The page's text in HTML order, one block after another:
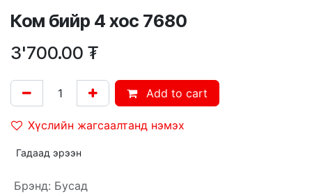
Ком бийр 4 хос 7680
3'700.00 ₮
Add to cart
Хүслийн жагсаалтанд нэмэх
Гадаад эрээн
Брэнд: Бусад